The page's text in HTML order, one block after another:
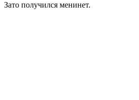
Зато получился менинет.